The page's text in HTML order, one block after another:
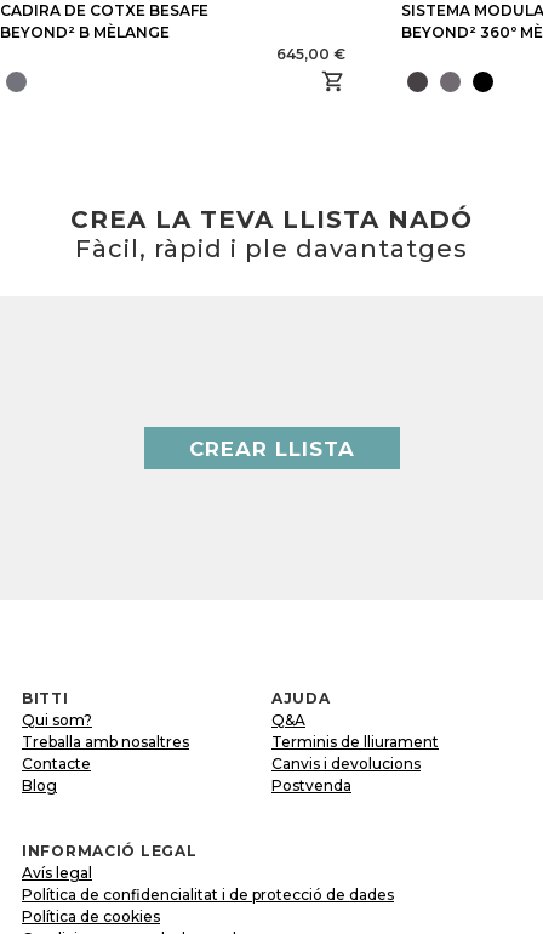
CADIRA DE COTXE BESAFE
BEYOND² B MÈLANGE
645,00 €
SISTEMA
BEYOND² 360º
CREA LA TEVA LLISTA NADÓ
Fàcil, ràpid i ple davantatges
CREAR LLISTA
BITTI
Qui som?
Treballa amb nosaltres
Contacte
Blog
AJUDA
Q&A
Terminis de lliurament
Canvis i devolucions
Postvenda
INFORMACIÓ LEGAL
Avís legal
Política de confidencialitat i de protecció de dades
Política de cookies